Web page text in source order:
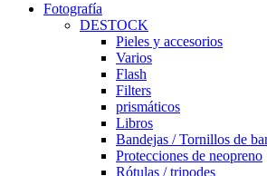
Fotografía
DESTOCK
Pieles y accesorios
Varios
Flash
Filters
prismáticos
Libros
Bandejas / Tornillos de
Protecciones de neopreno
Rótulas / tripodes